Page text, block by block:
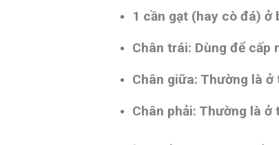
1 cần gạt (hay cò đá) ở
Chân trái: Dùng để cấp
Chân giữa: Thường là
Chân phải: Thường là